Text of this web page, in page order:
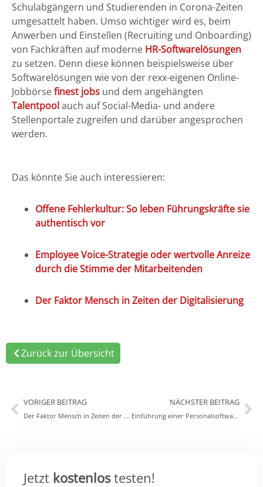
Schulabgängern und Studierenden in Corona-Zeiten
umgesattelt haben. Umso wichtiger wird es, beim
Anwerben und Einstellen (Recruiting und Onboarding)
von Fachkräften auf moderne HR-Softwarelösungen
zu setzen. Denn diese können beispielsweise über
Softwarelösungen wie von der rexx-eigenen Online-
Jobbörsefinest jobs und dem angehängten
Talentpoolauch auf Social-Media- und andere
Stellenportale zugreifen und darüber angesprochen
werden.
Das könnte Sie auch interessieren:
Offene Fehlerkultur: So leben Führungskräfte sie
authentisch vor
Employee Voice-Strategie oder wertvolle Anreize
durch die Stimme der Mitarbeitenden
Der Faktor Mensch in Zeiten der Digitalisierung
Zurück zur Übersicht
VORIGER BEITRAG
Der Faktor Mensch in Zeiten der Digitalisierung
NÄCHSTER BEITRAG
Einführung einer Personalsoftware in 30 Tagen
Jetzt kostenlostesten!